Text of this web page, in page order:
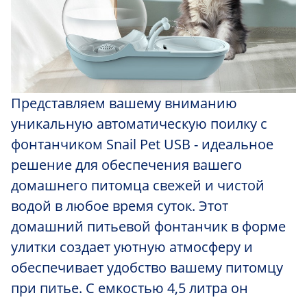
Представляем вашему вниманию
уникальную автоматическую поилку с
фонтанчиком Snail Pet USB - идеальное
решение для обеспечения вашего
домашнего питомца свежей и чистой
водой в любое время суток. Этот
домашний питьевой фонтанчик в форме
улитки создает уютную атмосферу и
обеспечивает удобство вашему питомцу
при питье. С емкостью 4,5 литра он